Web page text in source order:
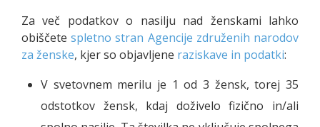
Za več podatkov o nasilju nad ženskami lahko
obiščetespletno stran Agencije združenih narodov
za ženske, kjer so objavljene raziskave in podatki:
V svetovnem merilu je 1 od 3 žensk, torej 35
odstotkov žensk, kdaj doživelo fizično in/ali